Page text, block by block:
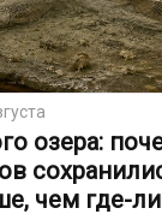
озера:
чем где-